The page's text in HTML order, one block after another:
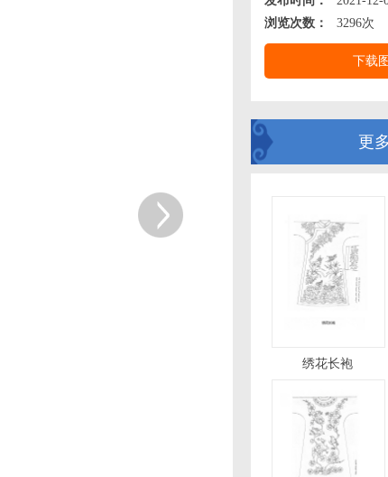
浏览次数：
3296次
下载
更
绣花长袍